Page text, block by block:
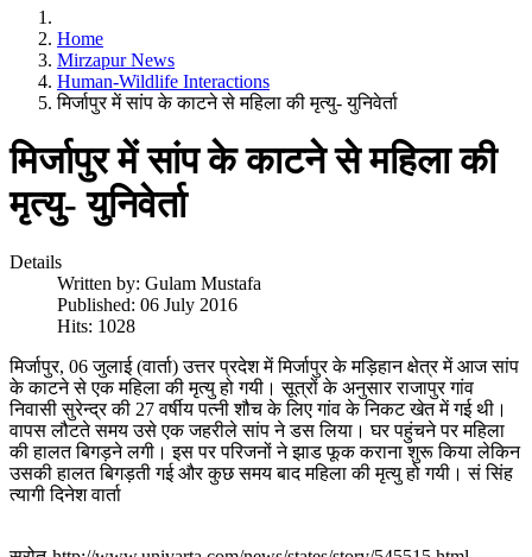
Home
Mirzapur News
Human-Wildlife Interactions
मिर्जापुर में सांप के काटने से महिला की मृत्यु- युनिवेर्ता
मिर्जापुर में सांप के काटने से महिला की
मृत्यु- युनिवेर्ता
Details
Written by: Gulam Mustafa
Published: 06 July 2016
Hits: 1028
मिर्जापुर, 06 जुलाई (वार्ता) उत्तर प्रदेश में मिर्जापुर के मड़िहान क्षेत्र में आज सांप
के काटने से एक महिला की मृत्यु हो गयी। सूत्रों के अनुसार राजापुर गांव
निवासी सुरेन्द्र की 27 वर्षीय पत्नी शौच के लिए गांव के निकट खेत में गई थी।
वापस लौटते समय उसे एक जहरीले सांप ने डस लिया। घर पहुंचने पर महिला
की हालत बिगड़ने लगी। इस पर परिजनों ने झाड फूक कराना शुरू किया लेकिन
उसकी हालत बिगड़ती गई और कुछ समय बाद महिला की मृत्यु हो गयी। सं सिंह
त्यागी दिनेश वार्ता